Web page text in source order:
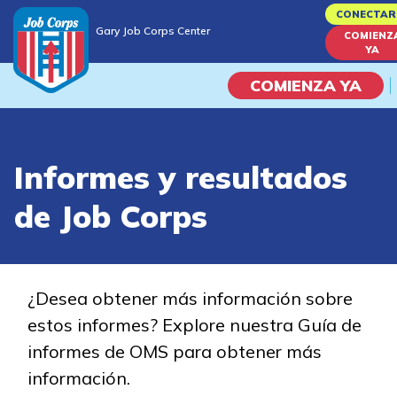
to
content
Gary Job Corps Center
YA
COMIENZA YA
Vida En El Campus
Habilidades académicas
Estudiar
Programas de
Informes y resultados
de Job Corps
¿Desea obtener más información sobre
estos informes? Explore nuestra Guía de
informes de OMS para obtener más
información.